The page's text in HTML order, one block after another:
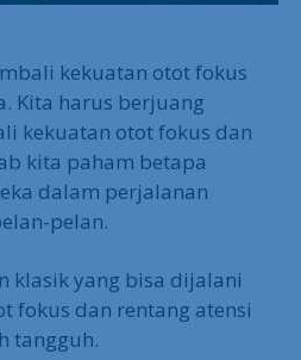
kekuatan otot fokus
Kita harus berjuang
kekuatan otot fokus dan
kita paham betapa
dalam perjalanan
pelan.
klasik yang bisa dijalani
fokus dan rentang atensi
tangguh.